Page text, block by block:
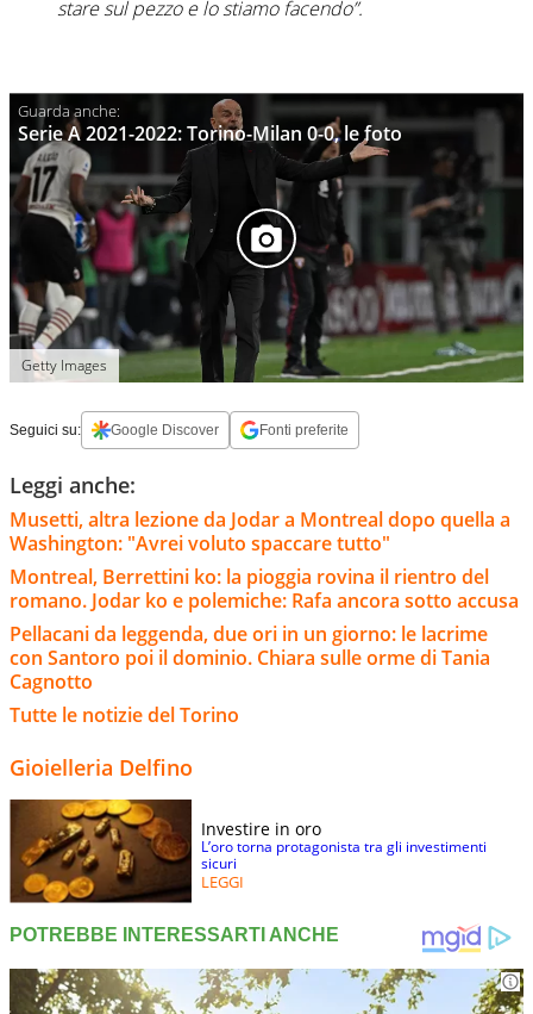
stare sul pezzo e lo stiamo facendo”.
Serie A 2021-2022: Torino-Milan 0-0, le foto
Getty Images
Seguici su: Google Discover Fonti preferite
Leggi anche:
Musetti, altra lezione da Jodar a Montreal dopo quella a
Washington: "Avrei voluto spaccare tutto"
Montreal, Berrettini ko: la pioggia rovina il rientro del
romano. Jodar ko e polemiche: Rafa ancora sotto accusa
Pellacani da leggenda, due ori in un giorno: le lacrime
con Santoro poi il dominio. Chiara sulle orme di Tania
Cagnotto
Tutte le notizie del Torino
Gioielleria Delfino
Investire in oro
L’oro torna protagonista tra gli investimenti
sicuri
LEGGI